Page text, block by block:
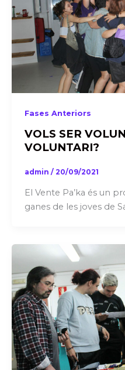
Fases Anteriors
VOLS SER
VOLUNTARI?
admin / 20/09/2021
El Vente Pa’ka és un
ganes de les joves de